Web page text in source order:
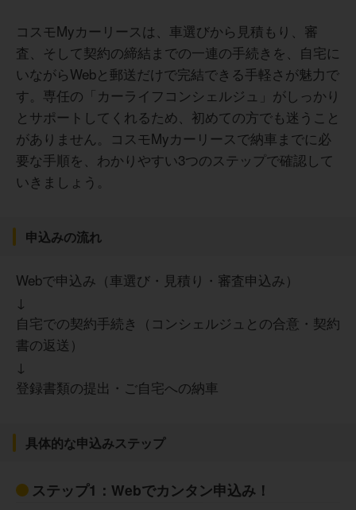
で良かったです。買ってしまうと、転勤先に目立つナンバ
ーで走ることになるし、買取に出すのも手続きが面倒だっ
たので、私にはリースがちょうどよかったです。
40代 女性
車本体に維持費が入っていて定額になっています。税金や
月額料金に含まれているものが多いので、大きな出費はな
週末に長距離のドライブを楽しむ人間にとって、リッター
あたり最大5円引きの特典は非常に大きく、物価高の昨今で
また、車検や税金の支払いなど、車に関する面倒なスケジ
ュール管理をすべてコスモ側がやってくれるため、頭の中
猫を飼っていますが、車内に匂いがつくといけないと思
い、移動には神経を使いました。子どもが小さいので遠出
をして楽しみましたが、走行距離制限はやはり気になりま
した。
遠出をして距離が伸びすぎた次の月はできるだけ車を使わ
ないといったこともありました。
個人的にはデメリットだと思うことはほとんどなかったと
点はあるものの、特に気になる点はないかなと思うくらい
には、かなりいいサービスだと思います。
る「オープンエンド型」だと、最終的な車両の価値次第で
コスモMyカーリースは、車選びから見積もり、審
査、そして契約の締結までの一連の手続きを、自宅に
いながらWebと郵送だけで完結できる手軽さが魅力で
す。専任の「カーライフコンシェルジュ」がしっかり
とサポートしてくれるため、初めての方でも迷うこと
がありません。コスモMyカーリースで納車までに必
要な手順を、わかりやすい3つのステップで確認して
いきましょう。
申込みの流れ
Webで申込み（車選び・見積り・審査申込み）
↓
自宅での契約手続き（コンシェルジュとの合意・契約
書の返送）
↓
登録書類の提出・ご自宅への納車
具体的な申込みステップ
ステップ1：Webでカンタン申込み！